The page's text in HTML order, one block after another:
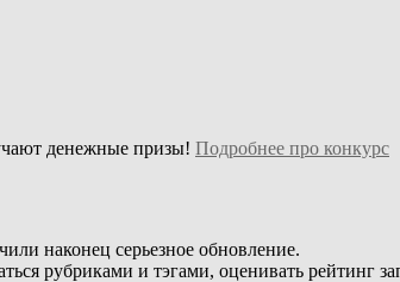
денежные призы! Подробнее про конкурс
наконец серьезное обновление.
рубриками и тэгами, оценивать рейтинг